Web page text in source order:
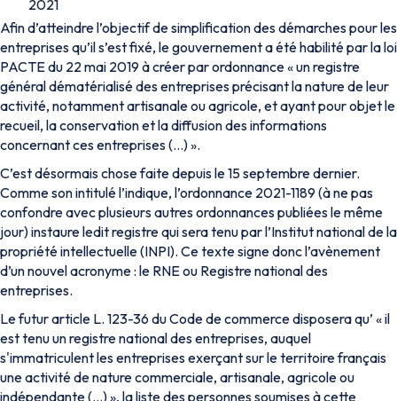
2021
Afin d’atteindre l’objectif de simplification des démarches pour les
entreprises qu’il s’est fixé, le gouvernement a été habilité par la loi
PACTE du 22 mai 2019 à créer par ordonnance «un registre
général dématérialisé des entreprises précisant la nature de leur
activité, notamment artisanale ou agricole, et ayant pour objet le
recueil, la conservation et la diffusion des informations
concernant ces entreprises(…) ».
C’est désormais chose faite depuis le 15 septembre dernier.
Comme son intitulé l’indique, l’ordonnance 2021-1189 (à ne pas
confondre avec plusieurs autres ordonnances publiées le même
jour) instaure ledit registre qui sera tenu par l’Institut national de la
propriété intellectuelle (INPI). Ce texte signe donc l’avènement
d’un nouvel acronyme : le RNE ou Registre national des
entreprises.
Le futur article L. 123-36 du Code de commerce disposera qu’ «il
est tenu un registre national des entreprises, auquel
s'immatriculent les entreprises exerçant sur le territoire français
une activité de nature commerciale, artisanale, agricole ou
indépendante (…)», la liste des personnes soumises à cette